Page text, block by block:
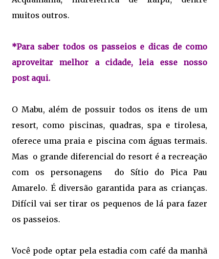
muitos outros.
*Para saber todos os passeios e dicas de como
aproveitar melhor a cidade, leia esse nosso
post aqui.
O Mabu, além de possuir todos os itens de um
resort, como piscinas, quadras, spa e tirolesa,
oferece uma praia e piscina com águas termais.
Mas o grande diferencial do resort é a recreação
com os personagens do Sítio do Pica Pau
Amarelo. É diversão garantida para as crianças.
Difícil vai ser tirar os pequenos de lá para fazer
os passeios.
Você pode optar pela estadia com café da manhã